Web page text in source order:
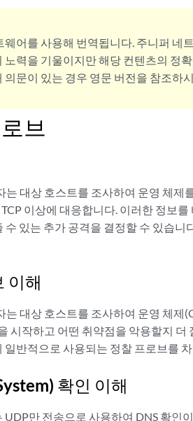
어를 사용해 번역됩니다. 주니퍼 네
력을 기울이지만 해당 컨텐츠의 정
문이 있는 경우 영문 버전을 참조하
브
대상 호스트를 조사하여 운영 체제
이상에 대응합니다. 이러한 정보
수 있는 추가 공격을 결정할 수 있습니
이해
대상 호스트를 조사하여 운영 체제
시작하고 어떤 취약점을 악용할지 더
일반적으로 사용되는 정찰 프로브를
확인 이해
UDP만 전송으로 사용하여 DNS 확인